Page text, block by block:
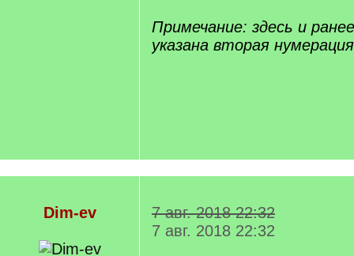
Примечание: здесь и
указана вторая
Dim-ev
7 авг. 2018 22:32
7 авг. 2018 22:32